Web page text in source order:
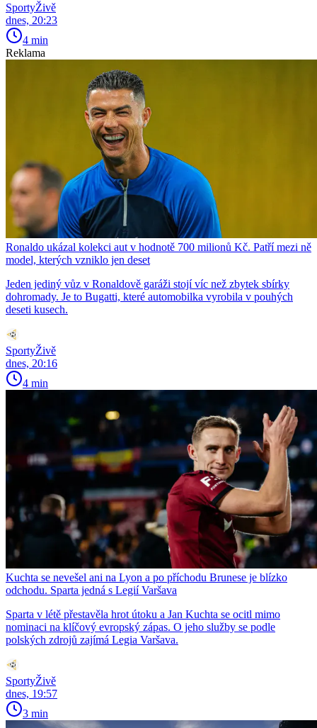
SportyŽivě
dnes, 20:23
4 min
Reklama
Ronaldo ukázal kolekci aut v hodnotě 700 milionů Kč. Patří mezi ně
model, kterých vzniklo jen deset
Jeden jediný vůz v Ronaldově garáži stojí víc než zbytek sbírky
dohromady. Je to Bugatti, které automobilka vyrobila v pouhých
deseti kusech.
SportyŽivě
dnes, 20:16
4 min
Kuchta se nevešel ani na Lyon a po příchodu Brunese je blízko
odchodu. Sparta jedná s Legií Varšava
Sparta v létě přestavěla hrot útoku a Jan Kuchta se ocitl mimo
nominaci na klíčový evropský zápas. O jeho služby se podle
polských zdrojů zajímá Legia Varšava.
SportyŽivě
dnes, 19:57
3 min